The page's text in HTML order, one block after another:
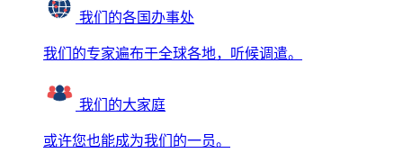
我们的各国办事处
我们的专家遍布于全球各地，听候调遣。
我们的大家庭
或许您也能成为我们的一员。